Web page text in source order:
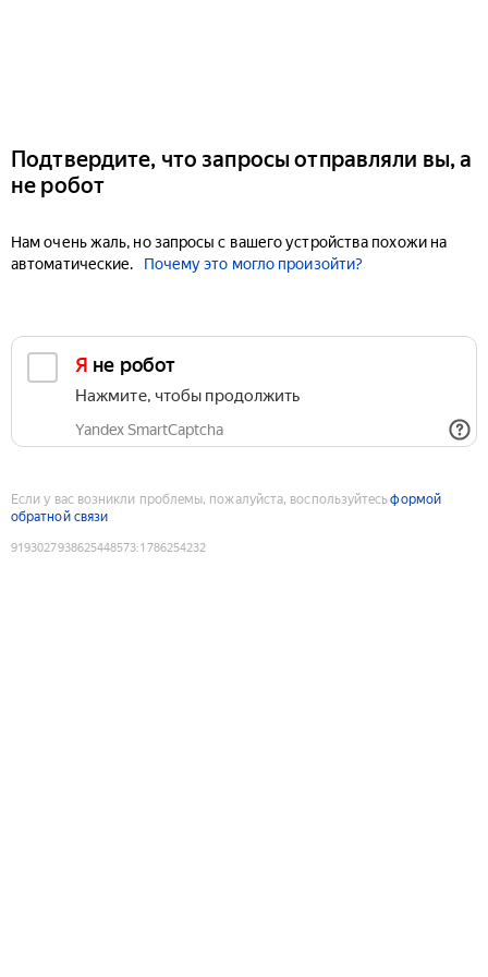
Подтвердите, что запросы отправляли вы, а
не робот
Нам очень жаль, но запросы с вашего устройства похожи на
автоматические.
Почему это могло произойти?
Я не робот
Нажмите, чтобы продолжить
Yandex SmartCaptcha
Если у вас возникли проблемы, пожалуйста, воспользуйтесьформой
обратной связи
9193027938625448573:1786254232